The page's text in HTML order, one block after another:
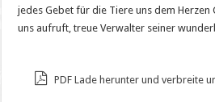
jedes Gebet für die Tiere uns dem
uns aufruft, treue Verwalter seiner
PDF Lade herunter und verbreite